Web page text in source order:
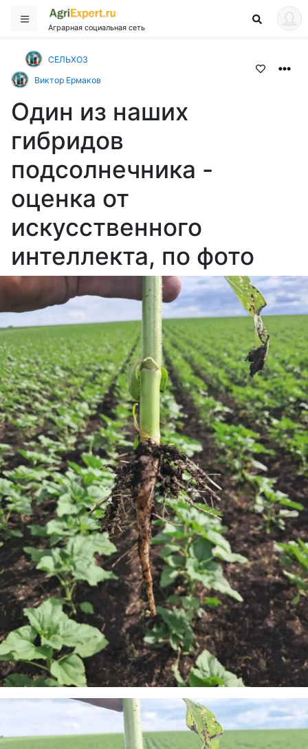
Аграрная социальная сеть
СЕЛЬХОЗ
Виктор Ермаков
Один из наших
гибридов
подсолнечника -
оценка от
искусственного
интеллекта, по фото